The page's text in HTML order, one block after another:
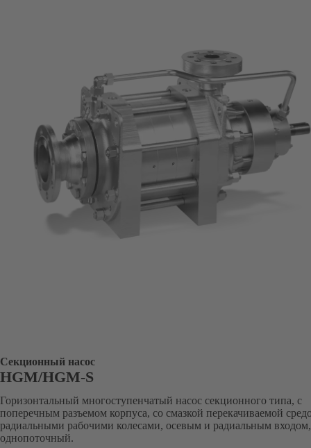
Секционный насос
HGM/HGM-S
Горизонтальный многоступенчатый насос секционного типа, с
поперечным разъемом корпуса, со смазкой перекачиваемой
радиальными рабочими колесами, осевым и радиальным входом,
однопоточный.